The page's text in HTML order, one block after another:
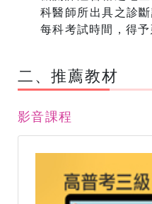
科醫師所出具之診
每科考試時間，得予
​二、推薦教材
影音課程